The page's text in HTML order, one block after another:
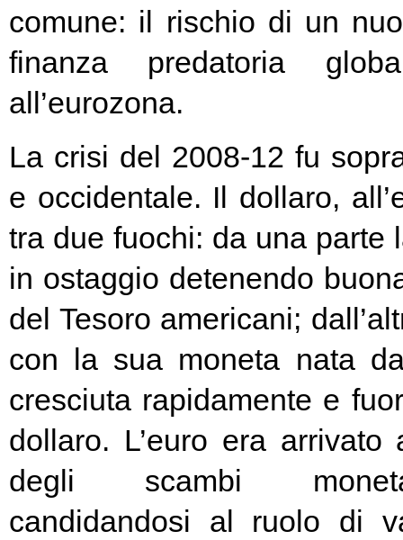
comune: il rischio di un
finanza predatoria
all’eurozona.
La crisi del 2008-12 fu
e occidentale. Il dollaro,
tra due fuochi: da una parte
in ostaggio detenendo
del Tesoro americani;
con la sua moneta nata
cresciuta rapidamente e
dollaro. L’euro era
degli scambi
candidandosi al ruolo di